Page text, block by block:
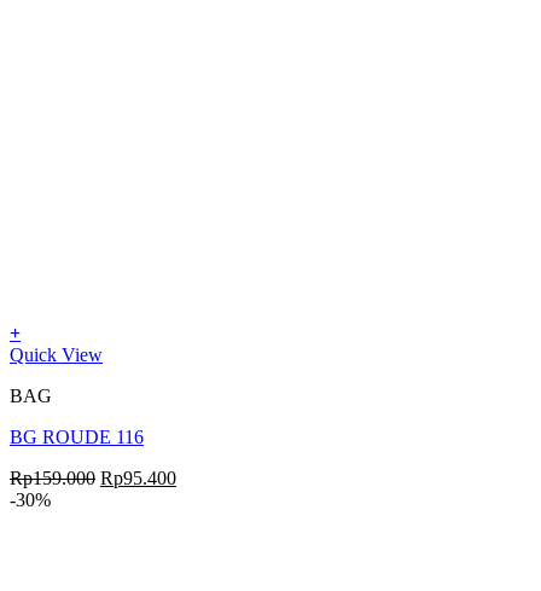
+
Quick View
BAG
BG ROUDE 116
Rp159.000 Rp95.400
-30%